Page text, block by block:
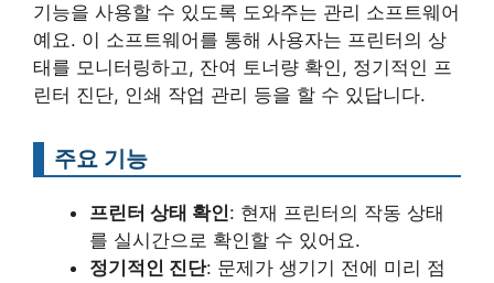
기능을 사용할 수 있도록 도와주는 관리 소프트웨어
예요. 이 소프트웨어를 통해 사용자는 프린터의 상
태를 모니터링하고, 잔여 토너량 확인, 정기적인 프
린터 진단, 인쇄 작업 관리 등을 할 수 있답니다.
주요 기능
프린터 상태 확인: 현재 프린터의 작동 상태
를 실시간으로 확인할 수 있어요.
정기적인 진단: 문제가 생기기 전에 미리 점